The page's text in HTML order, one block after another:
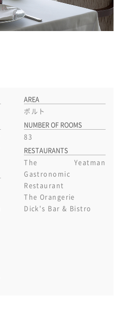
AREA
ポルト
NUMBER OF ROOMS
83
RESTAURANTS
The Yeatman
Gastronomic
Restaurant
The Orangerie
Dick's Bar & Bistro